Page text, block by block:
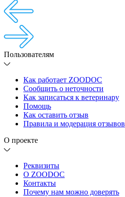
Пользователям
Как работает ZOODOC
Сообщить о неточности
Как записаться к ветеринару
Помощь
Как оставить отзыв
Правила и модерация отзывов
О проекте
Реквизиты
О ZOODOC
Контакты
Почему нам можно доверять